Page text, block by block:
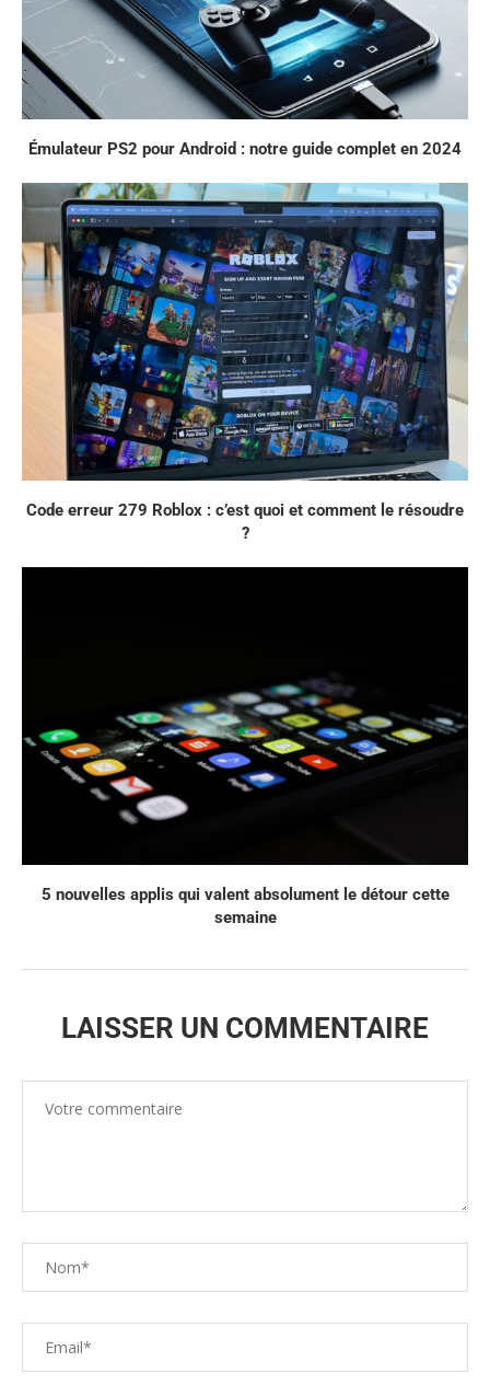
Émulateur PS2 pour Android : notre guide complet en 2024
Code erreur 279 Roblox : c’est quoi et comment le résoudre
?
5 nouvelles applis qui valent absolument le détour cette
semaine
LAISSER UN COMMENTAIRE